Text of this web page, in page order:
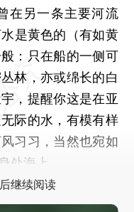
在另一条主要河流
是黄色的（有如黄
：只在船的一侧可
林，亦或绵长的白
，提醒你这是在亚
际的水，有模有样
习习，当然也宛如
处海上。
继续阅读